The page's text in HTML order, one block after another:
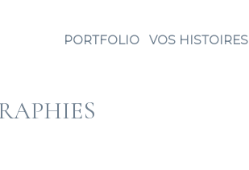
PORTFOLIO VOS HISTOIRES